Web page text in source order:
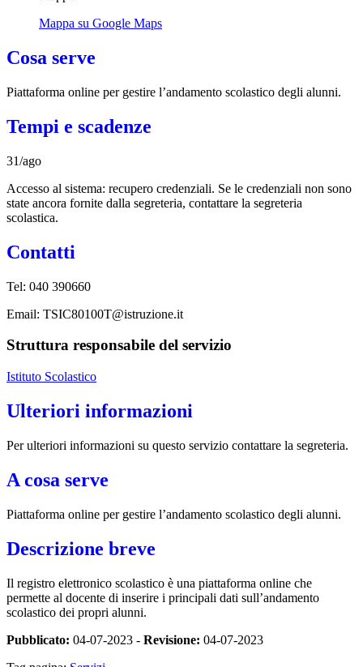
Mappa su Google Maps
Cosa serve
Piattaforma online per gestire l’andamento scolastico degli alunni.
Tempi e scadenze
31/ago
Accesso al sistema: recupero credenziali. Se le credenziali non sono
state ancora fornite dalla segreteria, contattare la segreteria
scolastica.
Contatti
Tel: 040 390660
Email: TSIC80100T@istruzione.it
Struttura responsabile del servizio
Istituto Scolastico
Ulteriori informazioni
Per ulteriori informazioni su questo servizio contattare la segreteria.
A cosa serve
Piattaforma online per gestire l’andamento scolastico degli alunni.
Descrizione breve
Il registro elettronico scolastico è una piattaforma online che
permette al docente di inserire i principali dati sull’andamento
scolastico dei propri alunni.
Pubblicato: 04-07-2023 - Revisione: 04-07-2023